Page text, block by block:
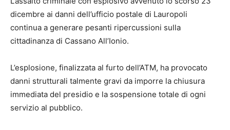
dicembre ai danni dell’ufficio postale di Lauropoli
continua a generare pesanti ripercussioni sulla
cittadinanza di Cassano All’Ionio.
L’esplosione, finalizzata al furto dell’ATM, ha provocato
danni strutturali talmente gravi da imporre la chiusura
immediata del presidio e la sospensione totale di ogni
servizio al pubblico.